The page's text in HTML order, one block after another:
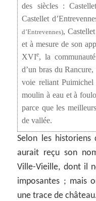
des siècles :
Castellet
d’Entrevennes),
et à mesure de son
XVIe, la
d’un bras du
voie reliant
moulin à eau et à
parce que les
de vallée.
Selon les historiens
aurait reçu son
Ville-Vieille, dont il
imposantes ; mais
une trace de